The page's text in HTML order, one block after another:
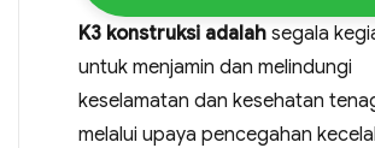
K3 konstruksi adalahsegala
untuk menjamin dan melindungi
keselamatan dan kesehatan
melalui upaya pencegahan